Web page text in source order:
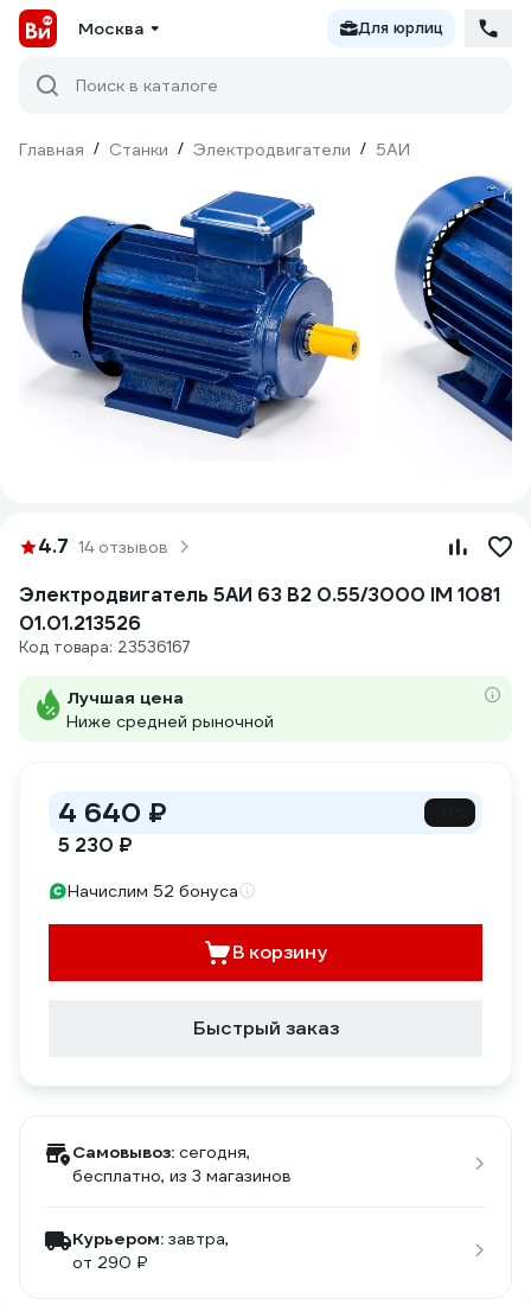
Москва Для юрлиц
Поиск в каталоге
Главная / Станки / Электродвигатели / 5АИ
4.7 14 отзывов
Электродвигатель 5АИ 63 В2 0.55/3000 IM 1081
01.01.213526
Код товара: 23536167
Лучшая цена
Ниже средней рыночной
4 640 ₽
5 230 ₽
Начислим 52 бонуса
В корзину
Быстрый заказ
Самовывоз: сегодня,
бесплатно, из 3 магазинов
Курьером: завтра,
от 290 ₽